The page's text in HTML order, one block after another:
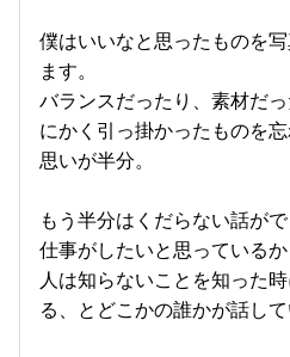
僕はいいなと思ったものを
ます。
バランスだったり、素材だ
にかく引っ掛かったものを
思いが半分。
もう半分はくだらない話が
仕事がしたいと思っているか
人は知らないことを知った
る、とどこかの誰かが話して